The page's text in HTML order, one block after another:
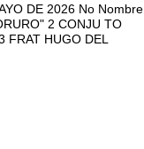
DE 2026 No Nombre
2 CONJU TO
FRAT HUGO DEL